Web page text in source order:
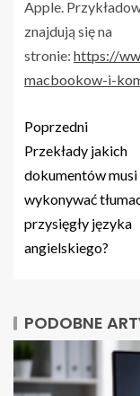
Apple.
znajdują się na
stronie: https://
macbookow-i-
Poprzedni
Przekłady jakich
dokumentów musi
wykonywać
przysięgły języka
angielskiego?
PODOBNE